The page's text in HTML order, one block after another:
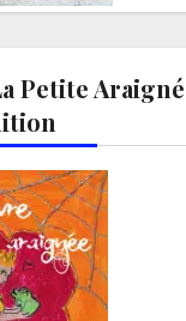
Petite